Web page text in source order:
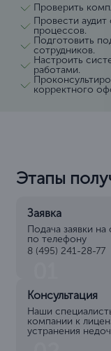
Проверить
Провести аудит
процессов.
Подготовить
сотрудников.
Настроить
работами.
корректного
Этапы
Заявка
Подача заявки
по телефону
8 (495) 241-28-77
Консультация
Наши
компании к
устранения